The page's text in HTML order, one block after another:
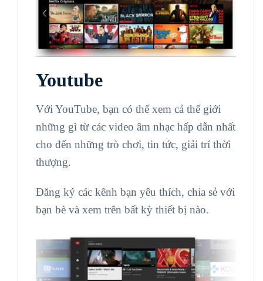
Youtube
Với YouTube, bạn có thể xem cả thế giới
những gì từ các video âm nhạc hấp dẫn nhất
cho đến những trò chơi, tin tức, giải trí thời
thượng.
Đăng ký các kênh bạn yêu thích, chia sẻ với
bạn bè và xem trên bất kỳ thiết bị nào.